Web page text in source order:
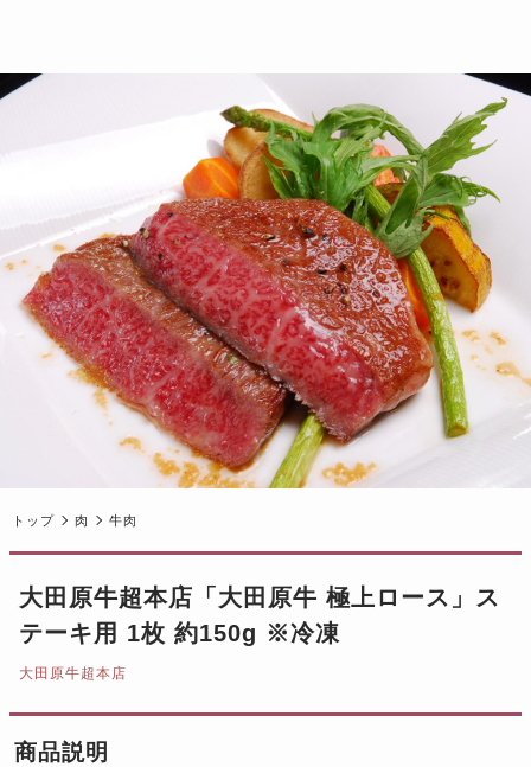
トップ 肉 牛肉
大田原牛超本店「大田原牛 極上ロース」ス
テーキ用 1枚 約150g ※冷凍
大田原牛超本店
商品説明